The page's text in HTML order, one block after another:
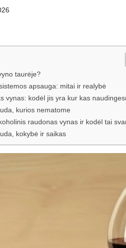
taurėje?
apsauga: mitai ir realybė
vynas: kodėl jis yra kur kas
kurios nematome
raudonas vynas ir kodėl tai
kokybė ir saikas